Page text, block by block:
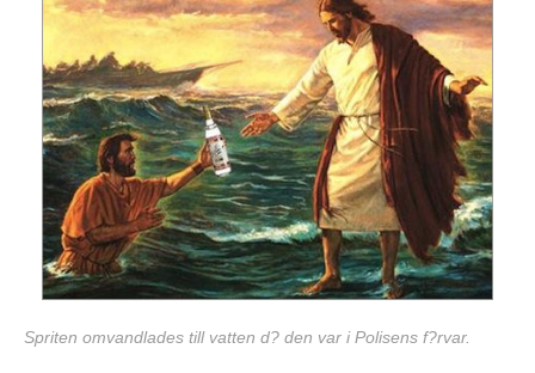
Spriten omvandlades till vatten d? den var i Polisens f?rvar.